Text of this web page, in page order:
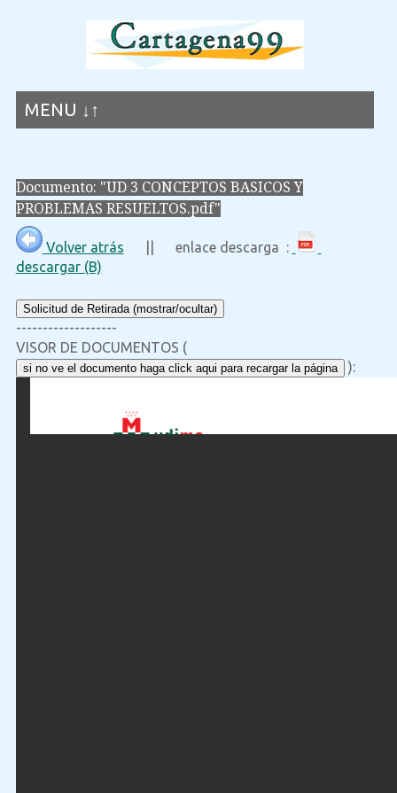
MENU ↓↑
Documento: "UD 3 CONCEPTOS BASICOS Y
PROBLEMAS RESUELTOS.pdf"
Volver atrás || enlace descarga :
descargar (B)
Solicitud de Retirada (mostrar/ocultar)
-------------------
VISOR DE DOCUMENTOS (
si no ve el documento haga click aqui para recargar la página ):